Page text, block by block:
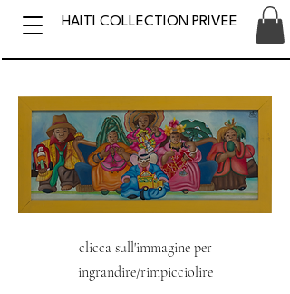
HAITI COLLECTION PRIVEE
clicca sull'immagine per
ingrandire/rimpicciolire